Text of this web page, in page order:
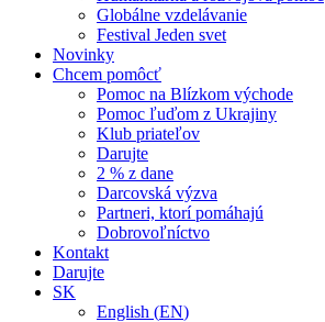
Globálne vzdelávanie
Festival Jeden svet
Novinky
Chcem pomôcť
Pomoc na Blízkom východe
Pomoc ľuďom z Ukrajiny
Klub priateľov
Darujte
2 % z dane
Darcovská výzva
Partneri, ktorí pomáhajú
Dobrovoľníctvo
Kontakt
Darujte
SK
English (EN)